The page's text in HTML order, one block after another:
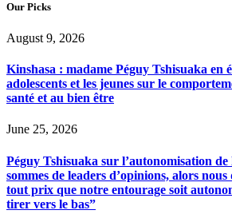
Our Picks
August 9, 2026
Kinshasa : madame Péguy Tshisuaka en
adolescents et les jeunes sur le
santé et au bien être
June 25, 2026
Péguy Tshisuaka sur l’autonomisation
sommes de leaders d’opinions, alors
tout prix que notre entourage soit
tirer vers le bas”